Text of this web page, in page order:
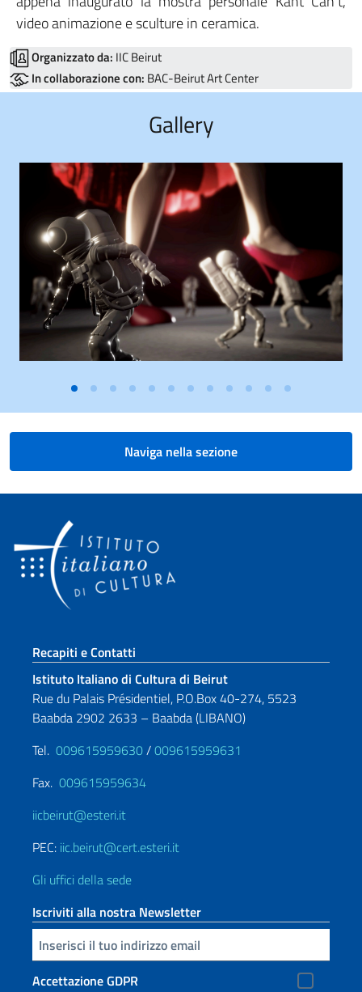
video animazione e sculture in ceramica.
Organizzato da: IIC Beirut
In collaborazione con: BAC-Beirut Art Center
Gallery
Naviga nella sezione
Sezione footer
Recapiti e Contatti
Istituto Italiano di Cultura di Beirut
Rue du Palais Présidentiel, P.O.Box 40-274, 5523
Baabda 2902 2633 – Baabda (LIBANO)
Tel. 009615959630/009615959631
Fax. 009615959634
iicbeirut@esteri.it
PEC: iic.beirut@cert.esteri.it
Gli uffici della sede
Iscriviti alla nostra Newsletter
Inserisci la tua email
Accettazione GDPR